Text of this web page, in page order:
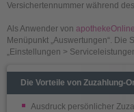
Versichertennummer während
Als Anwender von apothekeOnline
Menüpunkt „Auswertungen“.
„Einstellungen >
Die Vorteile von Zuzahlung-
Ausdruck persönlicher